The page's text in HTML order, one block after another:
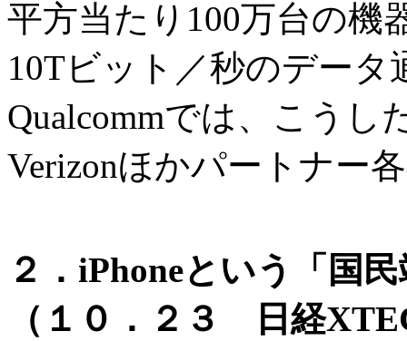
平方当たり100万台の機
10Tビット／秒のデー
Qualcommでは、こうし
Verizonほかパートナー
２．iPhoneという「国
（１０．２３ 日経